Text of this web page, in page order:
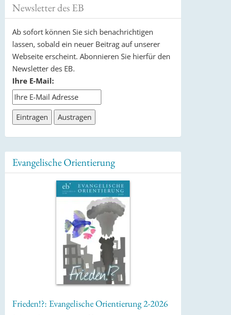
Newsletter des EB
Ab sofort können Sie sich benachrichtigen
lassen, sobald ein neuer Beitrag auf unserer
Webseite erscheint. Abonnieren Sie hierfür den
Newsletter des EB.
Ihre E-Mail:
Evangelische Orientierung
Frieden!?: Evangelische Orientierung 2-2026